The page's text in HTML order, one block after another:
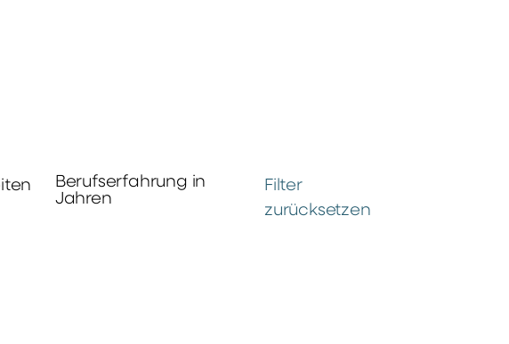
Berufserfahrung in
Jahren
Filter
zurücksetzen